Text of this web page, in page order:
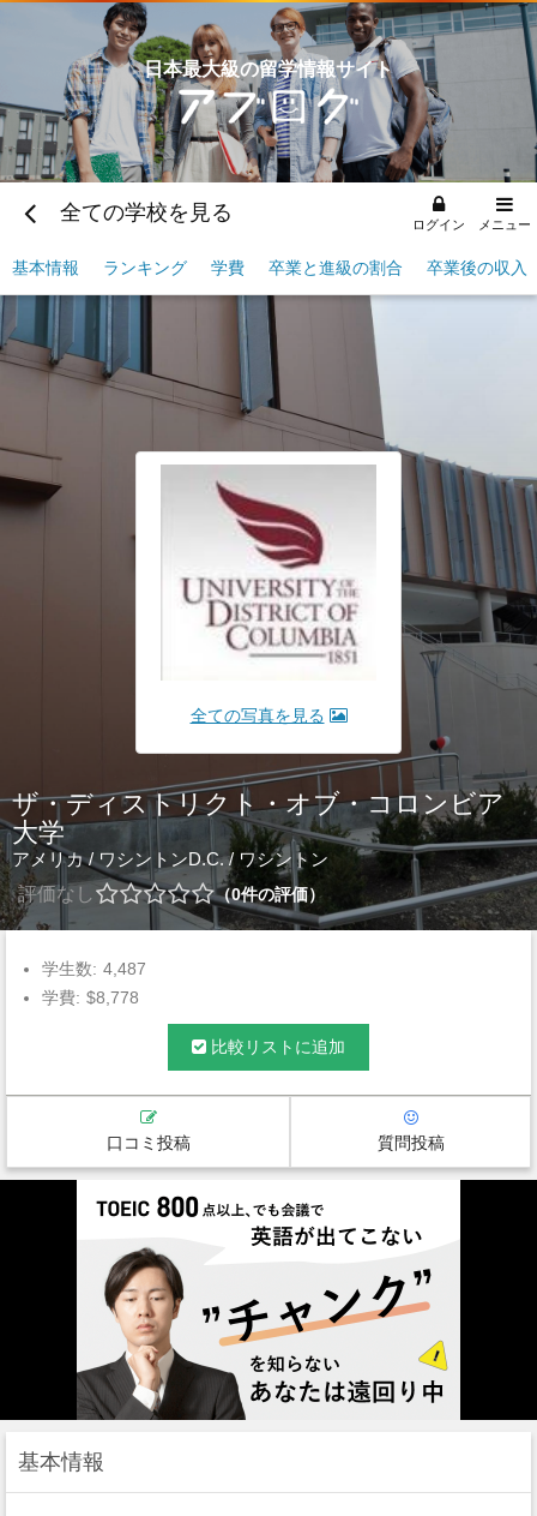
日本最大級の留学情報サイト
全ての学校を見る ログイン メニュー
基本情報 ランキング 学費 卒業と進級の割合 卒業後の収入
全ての写真を見る
ザ・ディストリクト・オブ・コロンビア
大学
アメリカ/ワシントンD.C./ ワシントン
評価なし
0件の評価
学生数: 4,487
学費: $8,778
比較リストに追加
口コミ投稿 質問投稿
基本情報